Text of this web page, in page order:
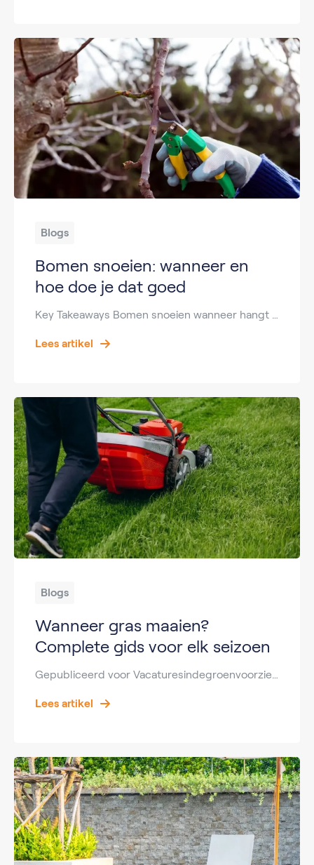
Blogs
Bomen snoeien: wanneer en
hoe doe je dat goed
Lees artikel
Blogs
Wanneer gras maaien?
Complete gids voor elk seizoen
Lees artikel